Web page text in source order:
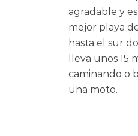
agradable y
mejor playa
hasta el sur
lleva unos 15
caminando o
una moto.